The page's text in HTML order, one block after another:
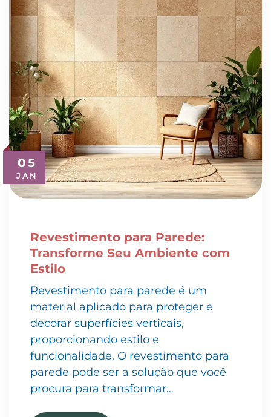
05
JAN
Revestimento para Parede:
Transforme Seu Ambiente com
Estilo
Revestimento para parede é um
material aplicado para proteger e
decorar superfícies verticais,
proporcionando estilo e
funcionalidade. O revestimento para
parede pode ser a solução que você
procura para transformar…